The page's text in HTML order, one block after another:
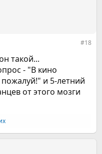
#18
такой...
- "В кино
и 5-летний
от этого мозги